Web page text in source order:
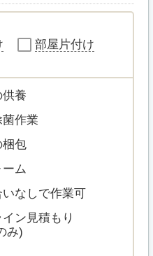
部屋片付け
養
作業
梱包
ーム
いなしで作業可
ン見積もり
み)